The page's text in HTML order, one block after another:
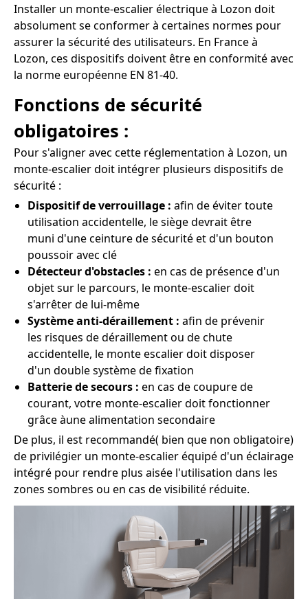
Installer un monte-escalier électrique à Lozon doit
absolument se conformer à certaines normes pour
assurer la sécurité des utilisateurs. En France à
Lozon, ces dispositifs doivent être en conformité avec
la norme européenne EN 81-40.
Fonctions de sécurité
obligatoires :
Pour s'aligner avec cette réglementation à Lozon, un
monte-escalier doit intégrer plusieurs dispositifs de
sécurité :
Dispositif de verrouillage : afin de éviter toute
utilisation accidentelle, le siège devrait être
muni d'une ceinture de sécurité et d'un bouton
poussoir avec clé
Détecteur d'obstacles : en cas de présence d'un
objet sur le parcours, le monte-escalier doit
s'arrêter de lui-même
Système anti-déraillement : afin de prévenir
les risques de déraillement ou de chute
accidentelle, le monte escalier doit disposer
d'un double système de fixation
Batterie de secours : en cas de coupure de
courant, votre monte-escalier doit fonctionner
grâce àune alimentation secondaire
De plus, il est recommandé( bien que non obligatoire)
de privilégier un monte-escalier équipé d'un éclairage
intégré pour rendre plus aisée l'utilisation dans les
zones sombres ou en cas de visibilité réduite.